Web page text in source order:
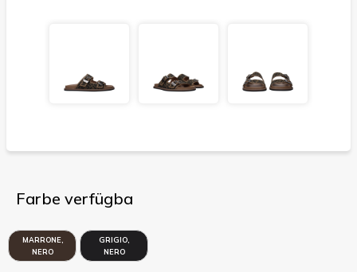
Farbe verfügba
MARRONE,
NERO
GRIGIO,
NERO